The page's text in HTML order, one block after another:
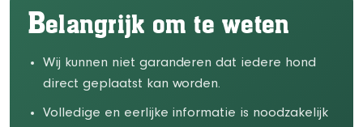
Belangrijk om te weten
Wij kunnen niet garanderen dat iedere hond
direct geplaatst kan worden.
Volledige en eerlijke informatie is noodzakelijk